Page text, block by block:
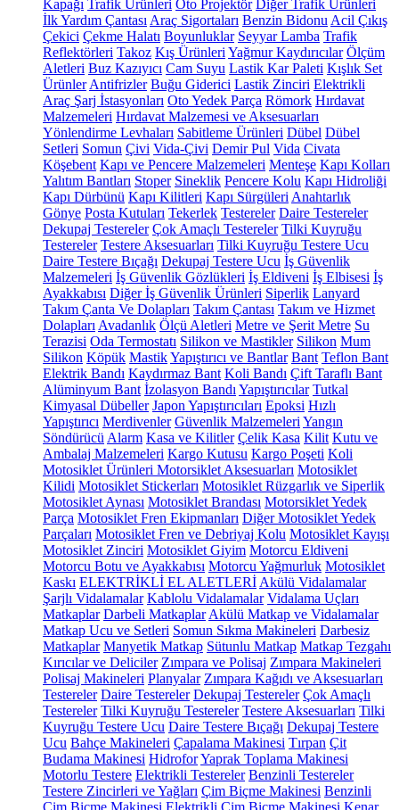
Kapağı Trafik Ürünleri Oto Projektör Diğer Trafik Ürünleri
İlk Yardım Çantası Araç Sigortaları Benzin Bidonu Acil Çıkış
Çekici Çekme Halatı Boyunluklar Seyyar Lamba Trafik
Reflektörleri Takoz Kış Ürünleri Yağmur Kaydırıcılar Ölçüm
Aletleri Buz Kazıyıcı Cam Suyu Lastik Kar Paleti Kışlık Set
Ürünler Antifrizler Buğu Giderici Lastik Zinciri Elektrikli
Araç Şarj İstasyonları Oto Yedek Parça Römork Hırdavat
Malzemeleri Hırdavat Malzemesi ve Aksesuarları
Yönlendirme Levhaları Sabitleme Ürünleri Dübel Dübel
Setleri Somun Çivi Vida-Çivi Demir Pul Vida Civata
Köşebent Kapı ve Pencere Malzemeleri Menteşe Kapı Kolları
Yalıtım Bantları Stoper Sineklik Pencere Kolu Kapı Hidroliği
Kapı Dürbünü Kapı Kilitleri Kapı Sürgüleri Anahtarlık
Gönye Posta Kutuları Tekerlek Testereler Daire Testereler
Dekupaj Testereler Çok Amaçlı Testereler Tilki Kuyruğu
Testereler Testere Aksesuarları Tilki Kuyruğu Testere Ucu
Daire Testere Bıçağı Dekupaj Testere Ucu İş Güvenlik
Malzemeleri İş Güvenlik Gözlükleri İş Eldiveni İş Elbisesi İş
Ayakkabısı Diğer İş Güvenlik Ürünleri Siperlik Lanyard
Takım Çanta Ve Dolapları Takım Çantası Takım ve Hizmet
Dolapları Avadanlık Ölçü Aletleri Metre ve Şerit Metre Su
Terazisi Oda Termostatı Silikon ve Mastikler Silikon Mum
Silikon Köpük MastikYapıştırıcı ve Bantlar Bant Teflon Bant
Elektrik Bandı Kaydırmaz Bant Koli Bandı Çift Taraflı Bant
Alüminyum Bant İzolasyon Bandı Yapıştırıcılar Tutkal
Kimyasal Dübeller Japon Yapıştırıcıları Epoksi Hızlı
Yapıştırıcı Merdivenler Güvenlik Malzemeleri Yangın
Söndürücü Alarm Kasa ve Kilitler Çelik Kasa Kilit Kutu ve
Ambalaj Malzemeleri Kargo Kutusu Kargo Poşeti Koli
Motosiklet Ürünleri Motorsiklet Aksesuarları Motosiklet
Kilidi Motosiklet Stickerları Motosiklet Rüzgarlık ve Siperlik
Motosiklet Aynası Motosiklet Brandası Motorsiklet Yedek
Parça Motosiklet Fren Ekipmanları Diğer Motosiklet Yedek
Parçaları Motosiklet Fren ve Debriyaj Kolu Motosiklet Kayışı
Motosiklet Zinciri Motosiklet Giyim Motorcu Eldiveni
Motorcu Botu ve Ayakkabısı Motorcu Yağmurluk Motosiklet
Kaskı ELEKTRİKLİ EL ALETLERİ Akülü Vidalamalar
Şarjlı Vidalamalar Kablolu Vidalamalar Vidalama Uçları
Matkaplar Darbeli Matkaplar Akülü Matkap ve Vidalamalar
Matkap Ucu ve Setleri Somun Sıkma Makineleri Darbesiz
Matkaplar Manyetik Matkap Sütunlu Matkap Matkap Tezgahı
Kırıcılar ve Deliciler Zımpara ve Polisaj Zımpara Makineleri
Polisaj Makineleri Planyalar Zımpara Kağıdı ve Aksesuarları
Testereler Daire Testereler Dekupaj Testereler Çok Amaçlı
Testereler Tilki Kuyruğu Testereler Testere Aksesuarları Tilki
Kuyruğu Testere Ucu Daire Testere Bıçağı Dekupaj Testere
Ucu Bahçe Makineleri Çapalama Makinesi Tırpan Çit
Budama Makinesi HidroforYaprak Toplama Makinesi
Motorlu Testere Elektrikli Testereler Benzinli Testereler
Testere Zincirleri ve Yağları Çim Biçme Makinesi Benzinli
Çim Biçme Makinesi Elektrikli Çim Biçme Makinesi Kenar